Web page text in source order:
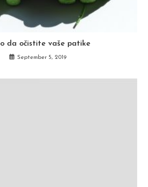
da očistite vaše patike
September 5, 2019